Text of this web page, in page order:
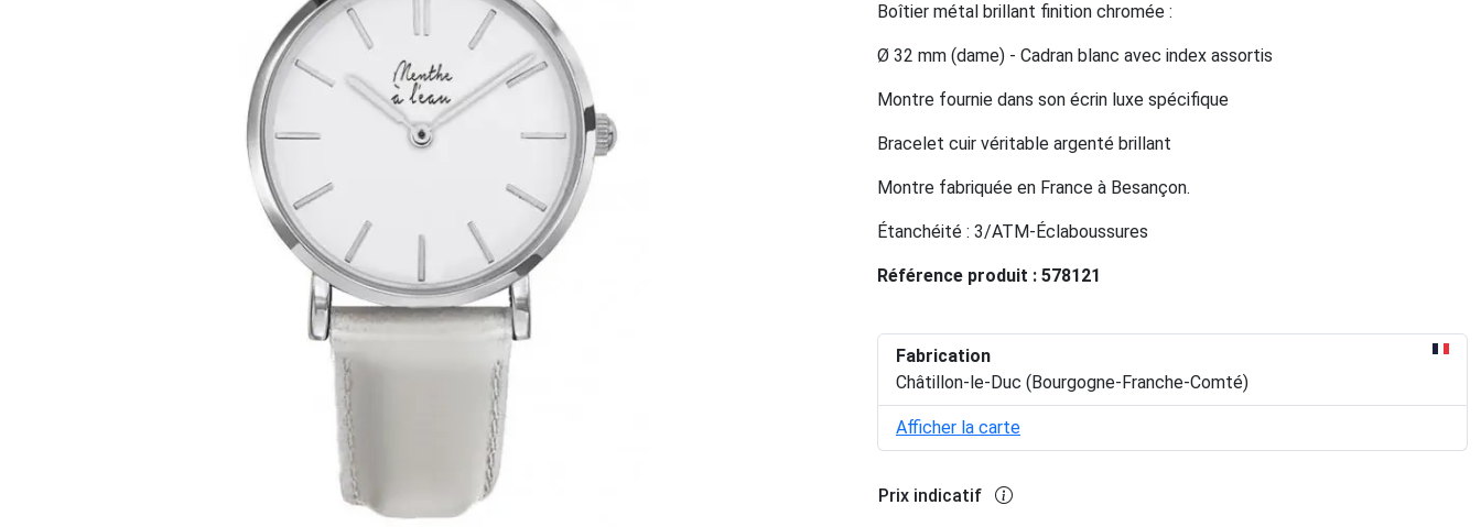
Boîtier métal brillant finition chromée :
Ø 32 mm (dame) - Cadran blanc avec index assortis
Montre fournie dans son écrin luxe spécifique
Bracelet cuir véritable argenté brillant
Montre fabriquée en France à Besançon.
Étanchéité : 3/ATM-Éclaboussures
Référence produit : 578121
Fabrication
Châtillon-le-Duc (Bourgogne-Franche-Comté)
Afficher la carte
Prix indicatif